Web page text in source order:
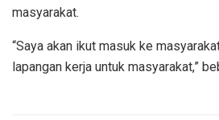
masyarakat.
“Saya akan ikut masuk ke
lapangan kerja untuk masyarakat,”